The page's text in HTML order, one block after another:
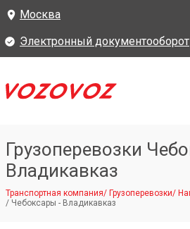
Москва
Электронный документооборот
Грузоперевозки
Владикавказ
Транспортная компания/ Грузоперевозки/
/ Чебоксары - Владикавказ